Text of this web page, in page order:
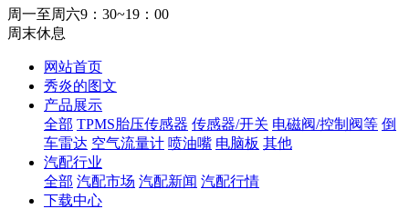
周一至周六9：30~19：00
周末休息
网站首页
秀炎的图文
产品展示
全部 TPMS胎压传感器 传感器/开关 电磁阀/控制阀等 倒
车雷达 空气流量计 喷油嘴 电脑板 其他
汽配行业
全部 汽配市场 汽配新闻 汽配行情
下载中心